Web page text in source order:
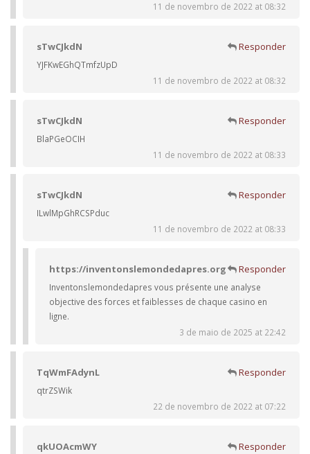
11 de novembro de 2022 at 08:32
sTwCJkdN Responder
YJFKwEGhQTmfzUpD
11 de novembro de 2022 at 08:32
sTwCJkdN Responder
BlaPGeOCIH
11 de novembro de 2022 at 08:33
sTwCJkdN Responder
ILwlMpGhRCSPduc
11 de novembro de 2022 at 08:33
https://inventonslemondedapres.org Responder
Inventonslemondedapres vous présente une analyse
objective des forces et faiblesses de chaque casino en
ligne.
3 de maio de 2025 at 22:42
TqWmFAdynL Responder
qtrZSWik
22 de novembro de 2022 at 07:22
qkUOAcmWY Responder